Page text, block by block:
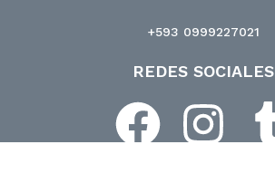
+593 0999227021
REDES SOCIALES